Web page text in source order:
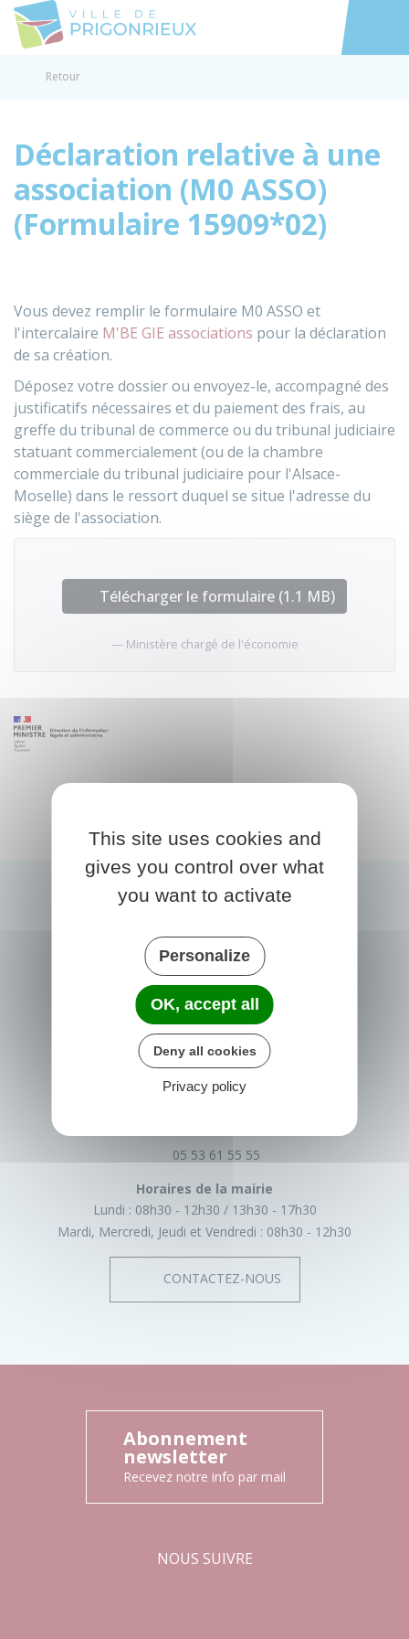
Accéder
Retour
Déclaration relative à une
association (M0 ASSO)
(Formulaire 15909*02)
Vous devez remplir le formulaire M0 ASSO et
l'intercalaire M'BE GIE associations pour la déclaration
de sa création.
Déposez votre dossier ou envoyez-le, accompagné des
justificatifs nécessaires et du paiement des frais, au
greffe du tribunal de commerce ou du tribunal judiciaire
statuant commercialement (ou de la chambre
commerciale du tribunal judiciaire pour l'Alsace-
Moselle) dans le ressort duquel se situe l'adresse du
siège de l'association.
Télécharger le formulaire (1.1 MB)
Ministère chargé de l'économie
PRIGONRIEUX
1 Place du Groupe Loiseau
05 53 61 55 55
Horaires de la mairie
Lundi : 08h30 - 12h30
13h30 - 17h30
Mardi, Mercredi, Jeudi et Vendredi : 08h30 - 12h30
CONTACTEZ-NOUS
Abonnement
newsletter
Recevez notre info par mail
NOUS SUIVRE
This site uses cookies and
gives you control over what
you want to activate
Personalize
OK, accept all
Deny all cookies
Privacy policy